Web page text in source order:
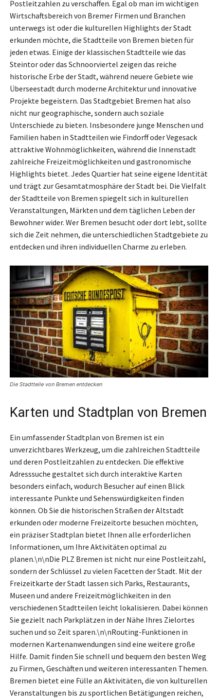
Postleitzahlen zu verschaffen. Egal ob man im wichtigen
Wirtschaftsbereich von Bremer Firmen und Branchen
unterwegs ist oder die kulturellen Highlights der Stadt
erkunden möchte, die Stadtteile von Bremen bieten für
jeden etwas. Einige der klassischen Stadtteile wie das
Steintor oder das Schnoorviertel zeigen das reiche
historische Erbe der Stadt, während neuere Gebiete wie
Überseestadt durch moderne Architektur und innovative
Projekte begeistern. Das Stadtgebiet Bremen hat also
nicht nur geographische, sondern auch soziale
Unterschiede zu bieten. Insbesondere junge Menschen und
Familien haben in Stadtteilen wie Findorff oder Vegesack
attraktive Wohnmöglichkeiten, während die Innenstadt
zahlreiche Freizeitmöglichkeiten und gastronomische
Highlights bietet. Jedes Quartier hat seine eigene Identität
und trägt zur Gesamtatmosphäre der Stadt bei. Die Vielfalt
der Stadtteile von Bremen spiegelt sich in kulturellen
Veranstaltungen, Märkten und dem täglichen Leben der
Bewohner wider. Wer Bremen besucht oder dort lebt, sollte
sich die Zeit nehmen, die unterschiedlichen Stadtgebiete zu
entdecken und ihren individuellen Charme zu erleben.
Die Stadtteile von Bremen entdecken
Karten und Stadtplan von Bremen
Ein umfassender Stadtplan von Bremen ist ein
unverzichtbares Werkzeug, um die zahlreichen Stadtteile
und deren Postleitzahlen zu entdecken. Die effektive
Adresssuche gestaltet sich durch interaktive Karten
besonders einfach, wodurch Besucher auf einen Blick
interessante Punkte und Sehenswürdigkeiten finden
können. Ob Sie die historischen Straßen der Altstadt
erkunden oder moderne Freizeitorte besuchen möchten,
ein präziser Stadtplan bietet Ihnen alle erforderlichen
Informationen, um Ihre Aktivitäten optimal zu
planen.\n\nDie PLZ Bremen ist nicht nur eine Postleitzahl,
sondern der Schlüssel zu vielen Facetten der Stadt. Mit der
Freizeitkarte der Stadt lassen sich Parks, Restaurants,
Museen und andere Freizeitmöglichkeiten in den
verschiedenen Stadtteilen leicht lokalisieren. Dabei können
Sie gezielt nach Parkplätzen in der Nähe Ihres Zielortes
suchen und so Zeit sparen.\n\nRouting-Funktionen in
modernen Kartenanwendungen sind eine weitere große
Hilfe. Damit finden Sie schnell und bequem den besten Weg
zu Firmen, Geschäften und weiteren interessanten Themen.
Bremen bietet eine Fülle an Aktivitäten, die von kulturellen
Veranstaltungen bis zu sportlichen Betätigungen reichen,